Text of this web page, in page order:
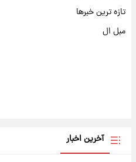
تازه ترین خبرها
مبل ال
آخرین اخبار